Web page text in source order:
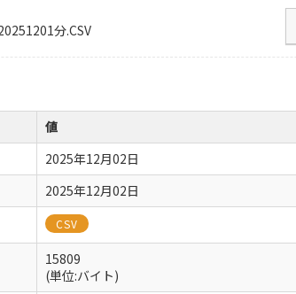
分.CSV
値
2025年12月02日
2025年12月02日
CSV
15809
(単位:バイト)